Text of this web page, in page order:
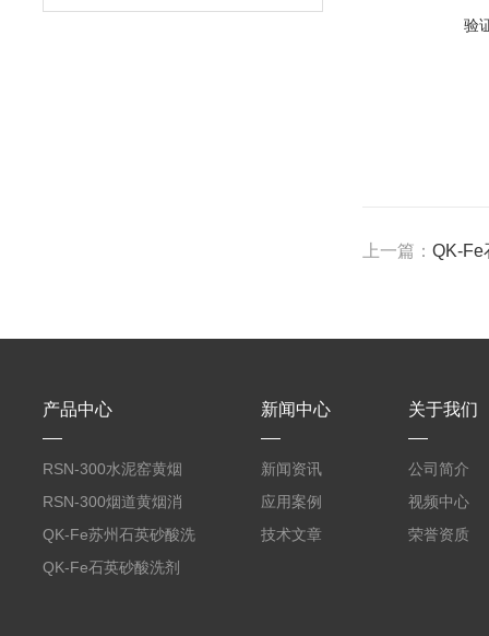
验
上一篇：QK-Fe
产品中心
RSN-300水泥窑黄烟
消除剂
RSN-300烟道黄烟消
除剂销售
QK-Fe苏州石英砂酸洗
剂
QK-Fe石英砂酸洗剂
新闻中心
新闻资讯
应用案例
技术文章
关于我们
公司简介
视频中心
荣誉资质